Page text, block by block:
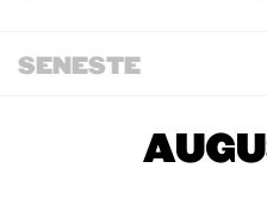
SENESTE